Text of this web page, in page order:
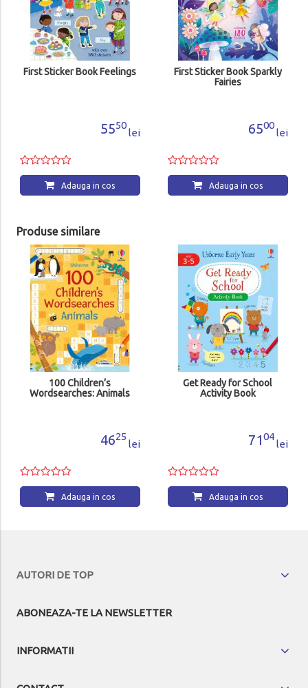
First Sticker Book Feelings
5550
lei
Adauga in cos
First Sticker Book Sparkly
Fairies
6500
lei
Adauga in cos
Produse similare
100 Children’s
Wordsearches: Animals
4625
lei
Adauga in cos
Get Ready for School
Activity Book
7104
lei
Adauga in cos
AUTORI DE TOP
ABONEAZA-TE LA NEWSLETTER
INFORMATII